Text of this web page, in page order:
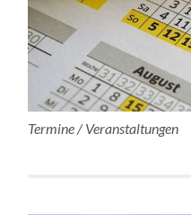
Termine / Veranstaltungen